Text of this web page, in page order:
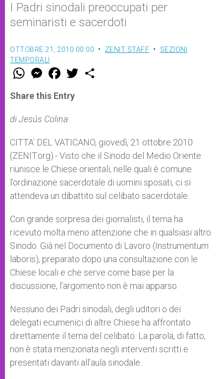
I Padri sinodali preoccupati per
seminaristi e sacerdoti
OTTOBRE 21, 2010 00:00 ZENIT STAFF
SEZIONI
TEMPORALI
W
t
s
p
p
M
e
s
e
g
e
F
a
e
b
o
k
w
Share this Entry
di Jesús Colina
CITTA’ DEL VATICANO, giovedì, 21 ottobre 2010
(ZENIT.org).- Visto che il Sinodo del Medio Oriente
riunisce le Chiese orientali, nelle quali è comune
l’ordinazione sacerdotale di uomini sposati, ci si
attendeva un dibattito sul celibato sacerdotale.
Con grande sorpresa dei giornalisti, il tema ha
ricevuto molta meno attenzione che in qualsiasi altro
Sinodo. Già nel Documento di Lavoro (Instrumentum
laboris), preparato dopo una consultazione con le
Chiese locali e che serve come base per la
discussione, l’argomento non è mai apparso.
Nessuno dei Padri sinodali, degli uditori o dei
delegati ecumenici di altre Chiese ha affrontato
direttamente il tema del celibato. La parola, di fatto,
non è stata menzionata negli interventi scritti e
presentati davanti all’aula sinodale.